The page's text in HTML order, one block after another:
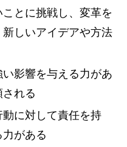
とに挑戦し、変革を
しいアイデアや方法
影響を与える力があ
れる
に対して責任を持
がある